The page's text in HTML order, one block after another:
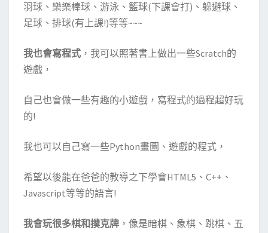
羽球、樂樂棒球、游泳、籃球(下課會打)、躲避球、
足球、排球(有上課!)等等~~~
我也會寫程式 ，我可以照著書上做出一些Scratch的
遊戲，
自己也會做一些有趣的小遊戲，寫程式的過程超好玩
的!
我也可以自己寫一些Python畫圖、遊戲的程式，
希望以後能在爸爸的教導之下學會HTML5、C++、
Javascript等等的語言!
我會玩很多棋和撲克牌 ，像是暗棋、象棋、跳棋、五